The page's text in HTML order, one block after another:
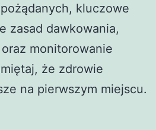
kluczowe
zasad dawkowania,
monitorowanie
że zdrowie
na pierwszym miejscu.